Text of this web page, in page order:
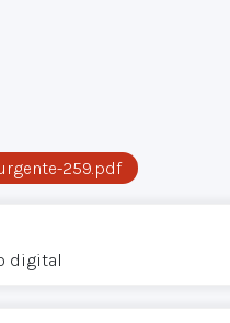
259.pdf
digital